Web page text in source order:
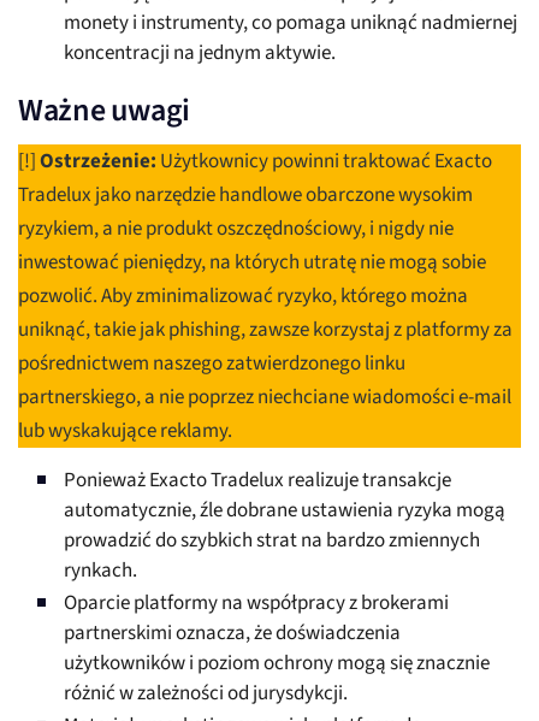
monety i instrumenty, co pomaga uniknąć nadmiernej
koncentracji na jednym aktywie.
Ważne uwagi
[!]Ostrzeżenie: Użytkownicy powinni traktować Exacto
Tradelux jako narzędzie handlowe obarczone wysokim
ryzykiem, a nie produkt oszczędnościowy, i nigdy nie
inwestować pieniędzy, na których utratę nie mogą sobie
pozwolić. Aby zminimalizować ryzyko, którego można
uniknąć, takie jak phishing, zawsze korzystaj z platformy za
pośrednictwem naszego zatwierdzonego linku
partnerskiego, a nie poprzez niechciane wiadomości e-mail
lub wyskakujące reklamy.
Ponieważ Exacto Tradelux realizuje transakcje
automatycznie, źle dobrane ustawienia ryzyka mogą
prowadzić do szybkich strat na bardzo zmiennych
rynkach.
Oparcie platformy na współpracy z brokerami
partnerskimi oznacza, że doświadczenia
użytkowników i poziom ochrony mogą się znacznie
różnić w zależności od jurysdykcji.